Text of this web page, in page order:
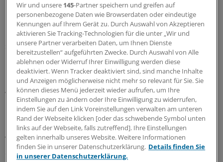
Der Psychologe Andy Przybylski von der Universität
Oxford warnte mit rund 30 Kollegen in einem offenen
Brief vor dem WHO-Schritt. "Es besteht das Risiko, dass
solche Diagnosen missbraucht werden", schrieben sie.
Geprüft werden müsse, ob bei exzessiv spielenden
Patienten nicht eher zugrunde liegende Probleme wie
Depression oder soziale Angststörungen behandelt
werden müssten.
Lob für WHO-Entscheidung
Vladimir Poznyak vom WHO-Programm
Suchtmittelmissbrauch sieht das ganz anders. "Es gibt
Wir und unsere 145-Partner speichern und greifen auf
personenbezogene Daten wie Browserdaten oder eindeutige
Kennungen auf Ihrem Gerät zu. Durch Auswahl von Akzeptieren
aktivieren Sie Tracking-Technologien für die unter „Wir und
unsere Partner verarbeiten Daten, um Ihnen Dienste
bereitzustellen“ aufgeführten Zwecke. Durch Auswahl von Alle
ablehnen oder Widerruf Ihrer Einwilligung werden diese
deaktiviert. Wenn Tracker deaktiviert sind, sind manche Inhalte
und Anzeigen möglicherweise nicht mehr so relevant für Sie. Sie
können dieses Menü jederzeit wieder aufrufen, um Ihre
Einstellungen zu ändern oder Ihre Einwilligung zu widerrufen,
indem Sie auf den Link Voreinstellungen verwalten am unteren
Rand der Webseite klicken [oder das schwebende Symbol unten
links auf der Webseite, falls zutreffend]. Ihre Einstellungen
gelten innerhalb unseres Website. Weitere Informationen
finden Sie in unserer Datenschutzerklärung. Details finden Sie
in unserer Datenschutzerklärung.